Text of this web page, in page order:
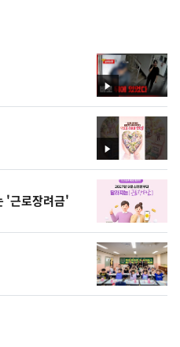
영
상
영
상
'근로장려금'